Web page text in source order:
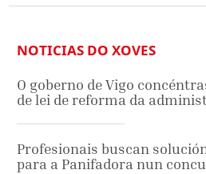
NOTICIAS DO XOVES
O goberno de Vigo
de lei de reforma da
Profesionais buscan
para a Panifadora nun